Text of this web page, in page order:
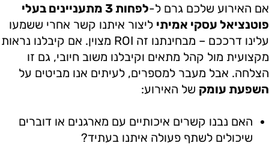
אם האירוע שלכם גרם ל-
לפחות 3 מתעניינים בעלי
פוטנציאל עסקי אמיתי ליצור איתנו קשר אחרי ששמעו
עלינו דרככם – מבחינתנו זה ROI מצוין. אם קיבלנו נראות
מקצועית מול קהל מתאים וקיבלנו משוב חיובי, גם זו
הצלחה. אבל מעבר למספרים, לעיתים אנו מביטים על
השפעת עומק של האירוע:
האם נבנו קשרים איכותיים עם מארגנים או דוברים
שיכולים לשתף פעולה איתנו בעתיד?